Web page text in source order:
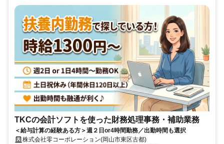
TKCの会計ソフトを使った財務処理事務・補助業務
＜給与計算の経験ある方＞週２日or4時間勤務／出勤時間も選択
株式会社零コーポレーション(岡山市東区古都)